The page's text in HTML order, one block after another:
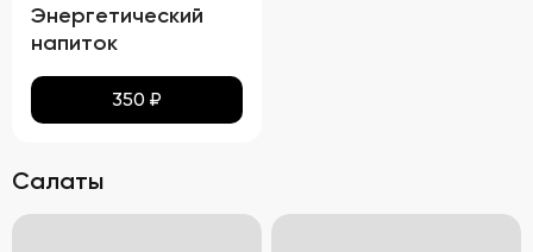
Энергетический
напиток
350 ₽
Салаты